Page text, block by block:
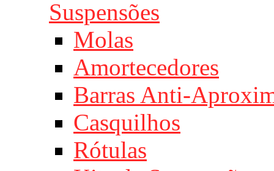
Suspensões
Molas
Amortecedores
Barras Anti-
Casquilhos
Rótulas